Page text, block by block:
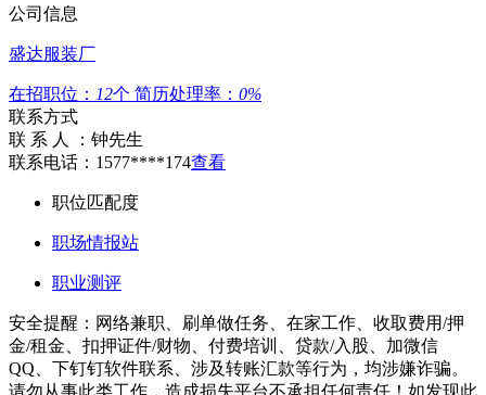
公司信息
盛达服装厂
在招职位： 12个 简历处理率： 0%
联系方式
联 系 人 ： 钟先生
联系电话： 1577****174查看
职位匹配度
职场情报站
职业测评
安全提醒：网络兼职、刷单做任务、在家工作、收取费用/押
金/租金、扣押证件/财物、付费培训、贷款/入股、加微信
QQ、下钉钉软件联系、涉及转账汇款等行为，均涉嫌诈骗。
请勿从事此类工作，造成损失平台不承担任何责任！如发现此